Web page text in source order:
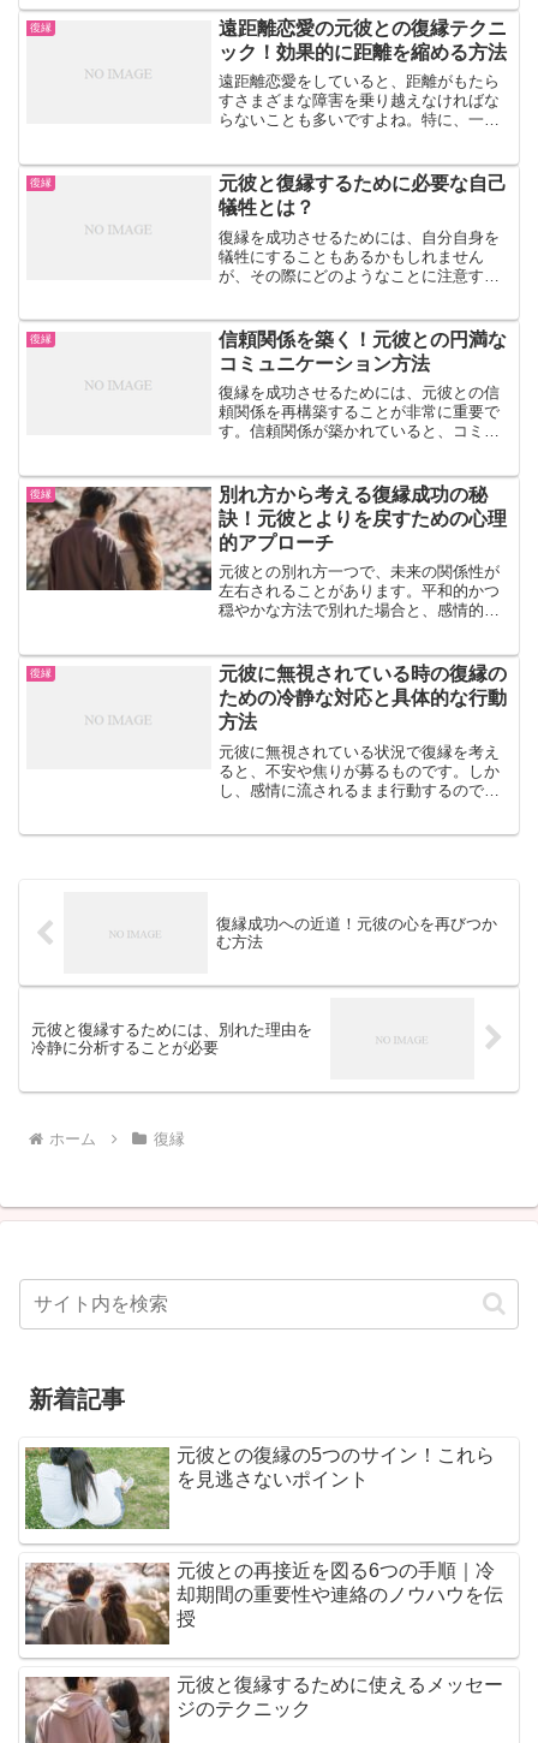
る】まずはじめに、自分自身を客観的に
見つめ直すことが大切です...
復縁
遠距離恋愛の元彼との復縁テクニ
ック！効果的に距離を縮める方法
遠距離恋愛をしていると、距離がもたら
すさまざまな障害を乗り越えなければな
らないことも多いですよね。特に、一度
しかし、距離を理由に諦めてしまうのは
まだ早いかもしれません。...
復縁
元彼と復縁するために必要な自己
犠牲とは？
復縁を成功させるためには、自分自身を
犠牲にすることもあるかもしれません
が、その際にどのようなことに注意すべ
縁を目指す際に、自分の気持ちや価値観
を抑えたり、自分の生活や時...
復縁
信頼関係を築く！元彼との円満な
コミュニケーション方法
復縁を成功させるためには、元彼との信
頼関係を再構築することが非常に重要で
す。信頼関係が築かれていると、コミュ
ます。今回は、元彼との信頼関係を築く
ための円満なコミュニケー...
復縁
別れ方から考える復縁成功の秘
訣！元彼とよりを戻すための心理
的アプローチ
元彼との別れ方一つで、未来の関係性が
左右されることがあります。平和的かつ
穏やかな方法で別れた場合と、感情的に
ょう。この点を踏まえ、今回は別れ方が
どのようにして復縁の道を...
復縁
元彼に無視されている時の復縁の
ための冷静な対応と具体的な行動
方法
元彼に無視されている状況で復縁を考え
ると、不安や焦りが募るものです。しか
し、感情に流されるまま行動するのでは
復縁成功への近道！元彼の心を再びつか
む方法
元彼と復縁するためには、別れた理由を
冷静に分析することが必要
ホーム 復縁
新着記事
元彼との復縁の5つのサイン！これら
を見逃さないポイント
元彼との再接近を図る6つの手順｜冷
却期間の重要性や連絡のノウハウを伝
授
元彼と復縁するために使えるメッセー
ジのテクニック